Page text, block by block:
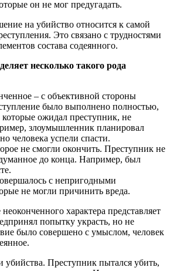
он не мог предугадать.
на убийство относится к самой
Это связано с трудностями
состава содеянного.
несколько такого рода
– с объективной стороны
было выполнено полностью,
которые ожидал преступник, не
злоумышленник планировал
человека успели спасти.
не смогли окончить. Преступник не
до конца. Например, был
с непригодными
не могли причинить вреда.
характера представляет
попытку украсть, но не
было совершено с умыслом, человек
убийства. Преступник пытался убить,